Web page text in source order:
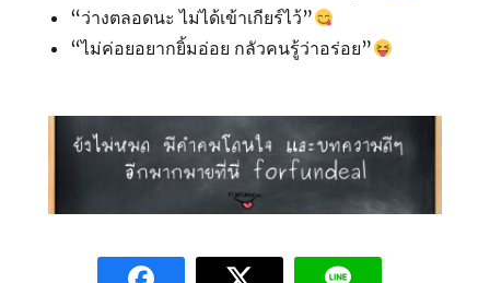
“ว่างตลอดนะ ไม่ได้เข้าเกียร์ไว้”
“ไม่ค่อยอยากยิ้มอ่อย กลัวคนรู้ว่าอร่อย”